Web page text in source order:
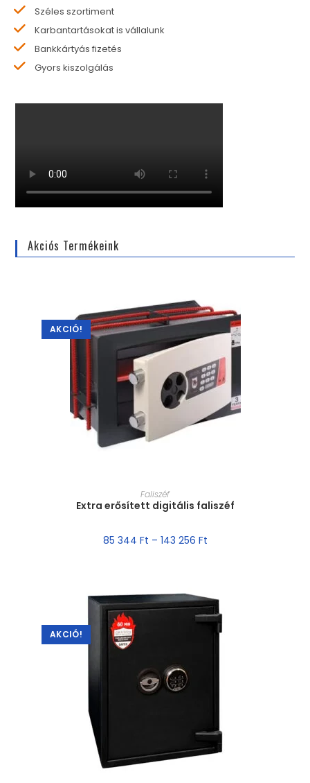
Széles szortiment
Karbantartásokat is vállalunk
Bankkártyás fizetés
Gyors kiszolgálás
Akciós Termékeink
AKCIÓ!
MÉRET VÁLASZTÁSA
Faliszéf
Extra erősített digitális faliszéf
85 344 Ft – 143 256 Ft
AKCIÓ!